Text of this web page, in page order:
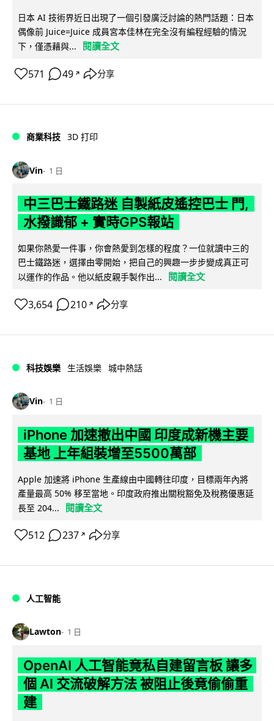
日本 AI 技術界近日出現了一個引發廣泛討論的熱門話題：日本
偶像前 Juice=Juice 成員宮本佳林在完全沒有編程經驗的情況
下，僅憑藉與...
閱讀全文
571 49 ↗ 分享
商業科技 3D 打印
Vin 1 日
中三巴士鐵路迷 自製紙皮遙控巴士 門,
水撥識郁 + 實時GPS報站
如果你熱愛一件事，你會熱愛到怎樣的程度？一位就讀中三的
巴士鐵路迷，選擇由零開始，把自己的興趣一步步變成真正可
以運作的作品。他以紙皮親手製作出...
閱讀全文
3,654 210 ↗ 分享
科技娛樂 生活娛樂 城中熱話
Vin 1 日
iPhone 加速撤出中國 印度成新機主要
基地 上年組裝增至5500萬部
Apple 加速將 iPhone 生產線由中國轉往印度，目標兩年內將
產量最高 50% 移至當地。印度政府推出關稅豁免及稅務優惠延
長至 204...
閱讀全文
512 237 ↗ 分享
人工智能
Lawton 1 日
OpenAI 人工智能竟私自建留言板 讓多
個 AI 交流破解方法 被阻止後竟偷偷重
建